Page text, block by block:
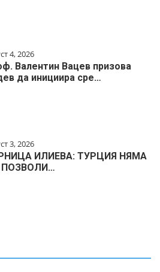
4, 2026
Валентин Вацев призова
да инициира сре…
3, 2026
ИЛИЕВА: ТУРЦИЯ НЯМА